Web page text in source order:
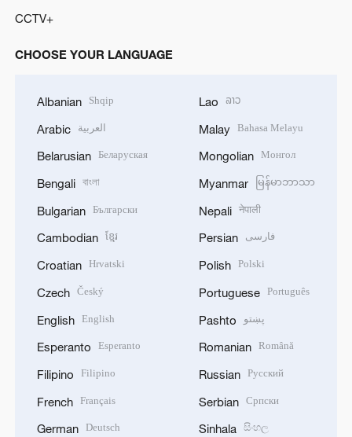
CCTV+
CHOOSE YOUR LANGUAGE
Albanian Shqip
Arabic العربية
Belarusian Беларуская
Bengali বাংলা
Bulgarian Български
Cambodian ខ្មែរ
Croatian Hrvatski
Czech Český
English English
Esperanto Esperanto
Filipino Filipino
French Français
German Deutsch
Lao ລາວ
Malay Bahasa Melayu
Mongolian Монгол
Myanmar မြန်မာဘာသာ
Nepali नेपाली
Persian فارسی
Polish Polski
Portuguese Português
Pashto پښتو
Romanian Română
Russian Русский
Serbian Српски
Sinhala සිංහල